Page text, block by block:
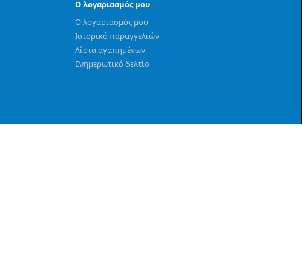
Ο λογαριασμός μου
Ο λογαριασμός μου
Ιστορικό παραγγελιών
Λίστα αγαπημένων
Ενημερωτικό δελτίο